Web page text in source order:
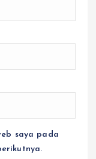
saya pada